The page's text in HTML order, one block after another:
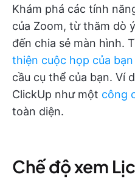
Khám phá các tính
của Zoom, từ thăm dò
đến chia sẻ màn hình.
thiện cuộc họp của bạn
cầu cụ thể của bạn. Ví
ClickUp như một công
toàn diện.
Chế độ xem